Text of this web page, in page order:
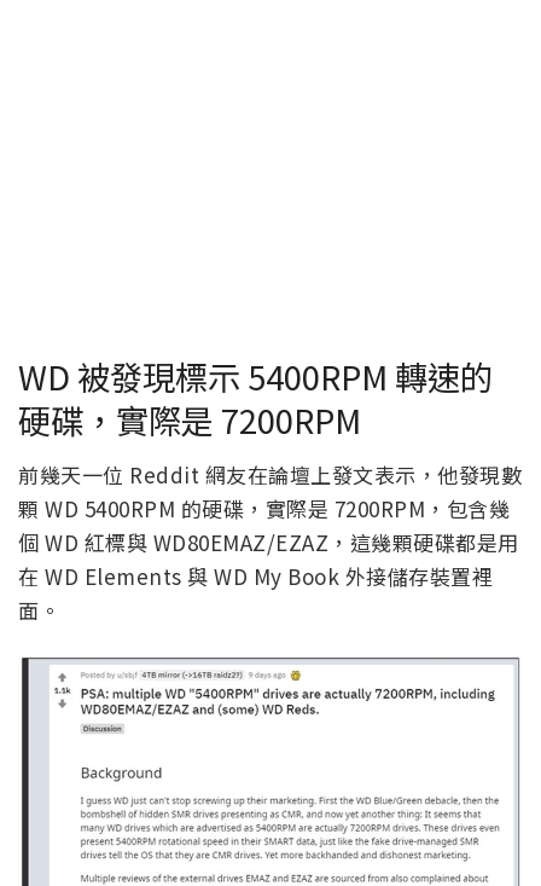
WD 被發現標示 5400RPM 轉速的
硬碟，實際是 7200RPM
前幾天一位 Reddit 網友在論壇上發文表示，他發現數
顆 WD 5400RPM 的硬碟，實際是 7200RPM，包含幾
個 WD 紅標與 WD80EMAZ/EZAZ，這幾顆硬碟都是用
在 WD Elements 與 WD My Book 外接儲存裝置裡
面。